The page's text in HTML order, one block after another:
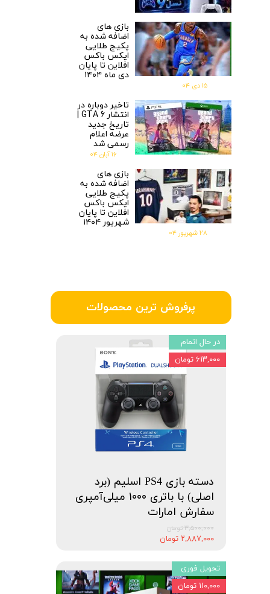
دسته بازی PS4 اسلیم (برد
اصلی) با باتری ۱۰۰۰ میلی‌آمپری
سفارش امارات
۳,۵۰۰,۰۰۰ تومان
۲,۸۸۷,۰۰۰ تومان
در حال اتمام
۶۱۳,۰۰۰ تومان
تحویل فوری
۱۱۰,۰۰۰ تومان
پرفروش ترین محصولات
بازی های
اضافه شده به
پکیج طلایی
ایکس باکس
افلاین تا پایان
دی ماه ۱۴۰۴
۱۵ دی ۰۴
تاخیر دوباره در
انتشار GTA 6 |
تاریخ جدید
عرضه اعلام
رسمی شد
۱۶ آبان ۰۴
بازی های
اضافه شده به
پکیج طلایی
ایکس باکس
افلاین تا پایان
شهریور ۱۴۰۴
۲۸ شهریور ۰۴